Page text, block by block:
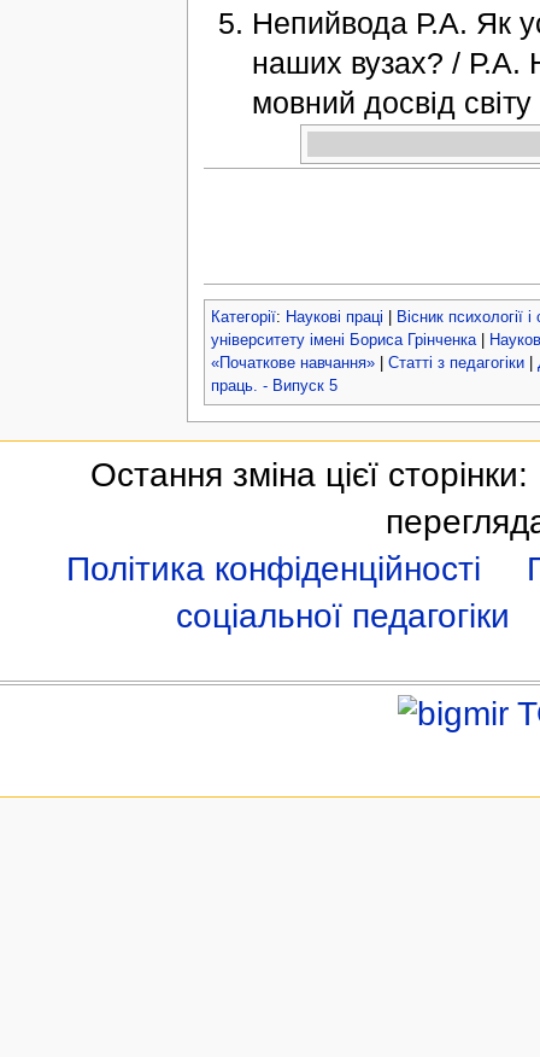
Непийвода Р.А. Як
наших вузах? / Р.А.
мовний досвід
Категорії: Наукові праці
Вісник психології
університету імені Бориса Грінченка|
«Початкове навчання»| Статті з педагогіки|
праць. - Випуск 5
Остання зміна цієї
Політика конфіденційності
соціальної педагогіки